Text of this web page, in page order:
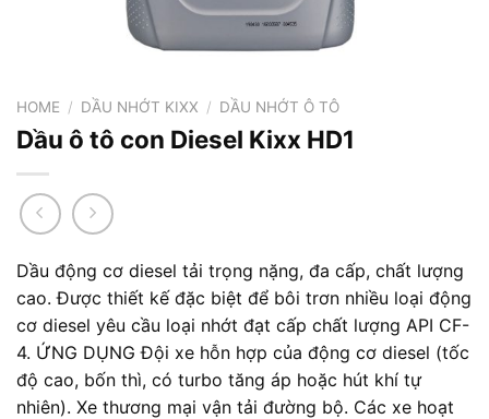
HOME / DẦU NHỚT KIXX / DẦU NHỚT Ô TÔ
Dầu ô tô con Diesel Kixx HD1
Dầu động cơ diesel tải trọng nặng, đa cấp, chất lượng
cao. Được thiết kế đặc biệt để bôi trơn nhiều loại động
cơ diesel yêu cầu loại nhớt đạt cấp chất lượng API CF-
4. ỨNG DỤNG Đội xe hỗn hợp của động cơ diesel (tốc
độ cao, bốn thì, có turbo tăng áp hoặc hút khí tự
nhiên). Xe thương mại vận tải đường bộ. Các xe hoạt